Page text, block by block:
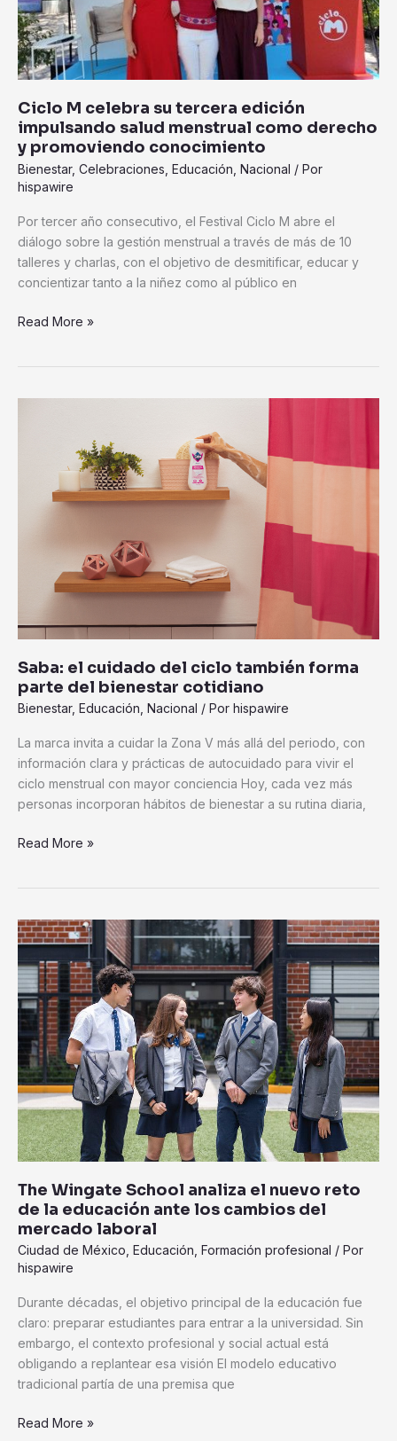
Ciclo M celebra su tercera edición
impulsando salud menstrual como derecho
y promoviendo conocimiento
Bienestar, Celebraciones Educación Nacional / Por
hispawire
Por tercer año consecutivo, el Festival Ciclo M abre el
diálogo sobre la gestión menstrual a través de más de 10
talleres y charlas, con el objetivo de desmitificar, educar y
concientizar tanto a la niñez como al público en
impulsando
salud
menstrual
como
y
promoviendo
conocimiento
Read More »
Saba: el cuidado del ciclo también forma
parte del bienestar cotidiano
Bienestar, Educación, Nacional / Por hispawire
La marca invita a cuidar la Zona V más allá del periodo, con
información clara y prácticas de autocuidado para vivir el
ciclo menstrual con mayor conciencia Hoy, cada vez más
personas incorporan hábitos de bienestar a su rutina diaria,
bienestar
Read More »
The Wingate School analiza el nuevo reto
de la educación ante los cambios del
mercado laboral
Ciudad de México Educación Formación profesional / Por
hispawire
Durante décadas, el objetivo principal de la educación fue
claro: preparar estudiantes para entrar a la universidad. Sin
embargo, el contexto profesional y social actual está
obligando a replantear esa visión El modelo educativo
tradicional partía de una premisa que
The
Wingate
School
analiza
el
nuevo
reto
de
la
educación
ante
los
del
mercado
laboral
Read More »